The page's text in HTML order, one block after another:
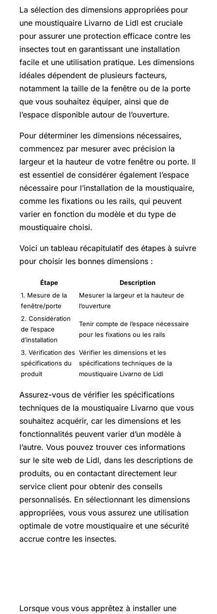
La sélection des dimensions appropriées pour
une moustiquaire Livarno de Lidl est cruciale
pour assurer une protection efficace contre les
insectes tout en garantissant une installation
facile et une utilisation pratique. Les dimensions
idéales dépendent de plusieurs facteurs,
notamment la taille de la fenêtre ou de la porte
que vous souhaitez équiper, ainsi que de
l’espace disponible autour de l’ouverture.
Pour déterminer les dimensions nécessaires,
commencez par mesurer avec précision la
largeur et la hauteur de votre fenêtre ou porte. Il
est essentiel de considérer également l’espace
nécessaire pour l’installation de la moustiquaire,
comme les fixations ou les rails, qui peuvent
varier en fonction du modèle et du type de
moustiquaire choisi.
Voici un tableau récapitulatif des étapes à suivre
pour choisir les bonnes dimensions :
Étape
Description
1. Mesure de la
fenêtre/porte
Mesurer la largeur et la hauteur de
l’ouverture
2. Considération
de l’espace
d’installation
Tenir compte de l’espace nécessaire
pour les fixations ou les rails
3. Vérification des
spécifications du
produit
Vérifier les dimensions et les
spécifications techniques de la
moustiquaire Livarno de Lidl
Assurez-vous de vérifier les spécifications
techniques de la moustiquaire Livarno que vous
souhaitez acquérir, car les dimensions et les
fonctionnalités peuvent varier d’un modèle à
l’autre. Vous pouvez trouver ces informations
sur le site web de Lidl, dans les descriptions de
produits, ou en contactant directement leur
service client pour obtenir des conseils
personnalisés. En sélectionnant les dimensions
appropriées, vous vous assurez une utilisation
optimale de votre moustiquaire et une sécurité
accrue contre les insectes.
Lorsque vous vous apprêtez à installer une